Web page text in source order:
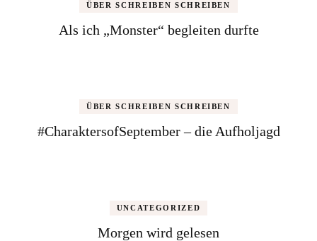
ÜBER SCHREIBEN SCHREIBEN
Als ich „Monster“ begleiten durfte
ÜBER SCHREIBEN SCHREIBEN
#CharaktersofSeptember – die Aufholjagd
UNCATEGORIZED
Morgen wird gelesen